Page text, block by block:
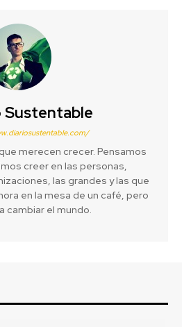
Sustentable
merecen crecer. Pensamos
creer en las personas,
las grandes y las que
en la mesa de un café, pero
cambiar el mundo.